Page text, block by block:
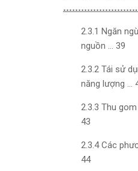
…………………….
2.3.1 Ngăn
nguồn … 39
2.3.2 Tái sử
năng lượng …
2.3.3 Thu
43
2.3.4 Các
44